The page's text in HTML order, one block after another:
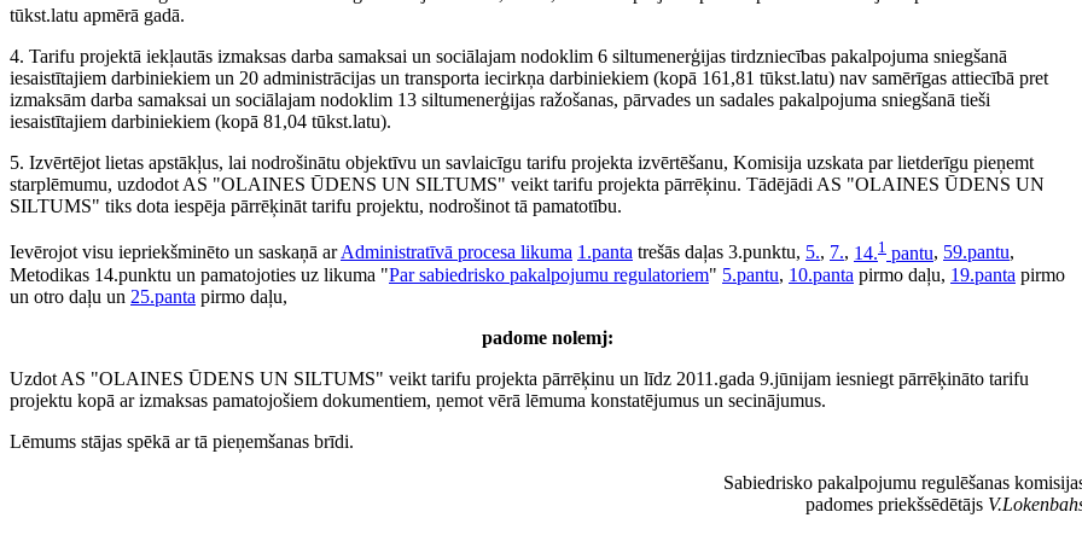
tūkst.latu apmērā gadā.
4. Tarifu projektā iekļautās izmaksas darba samaksai un sociālajam nodoklim 6 siltumenerģijas tirdzniecības pakalpojuma sniegšanā
iesaistītajiem darbiniekiem un 20 administrācijas un transporta iecirkņa darbiniekiem (kopā 161,81 tūkst.latu) nav samērīgas attiecībā pret
izmaksām darba samaksai un sociālajam nodoklim 13 siltumenerģijas ražošanas, pārvades un sadales pakalpojuma sniegšanā tieši
iesaistītajiem darbiniekiem (kopā 81,04 tūkst.latu).
5. Izvērtējot lietas apstākļus, lai nodrošinātu objektīvu un savlaicīgu tarifu projekta izvērtēšanu, Komisija uzskata par lietderīgu pieņemt
starplēmumu, uzdodot AS "OLAINES ŪDENS UN SILTUMS" veikt tarifu projekta pārrēķinu. Tādējādi AS "OLAINES ŪDENS UN
SILTUMS" tiks dota iespēja pārrēķināt tarifu projektu, nodrošinot tā pamatotību.
Ievērojot visu iepriekšminēto un saskaņā arAdministratīvā procesa likuma 1.panta trešās daļas 3.punktu, 5., 7., 14.1 pantu, 59.pantu,
Metodikas 14.punktu un pamatojoties uz likuma "Par sabiedrisko pakalpojumu regulatoriem" 5.pantu, 10.panta pirmo daļu, 19.panta pirmo
un otro daļu un 25.panta pirmo daļu,
padome nolemj:
Uzdot AS "OLAINES ŪDENS UN SILTUMS" veikt tarifu projekta pārrēķinu un līdz 2011.gada 9.jūnijam iesniegt pārrēķināto tarifu
projektu kopā ar izmaksas pamatojošiem dokumentiem, ņemot vērā lēmuma konstatējumus un secinājumus.
Lēmums stājas spēkā ar tā pieņemšanas brīdi.
Sabiedrisko pakalpojumu regulēšanas
padomes priekšsēdētājs